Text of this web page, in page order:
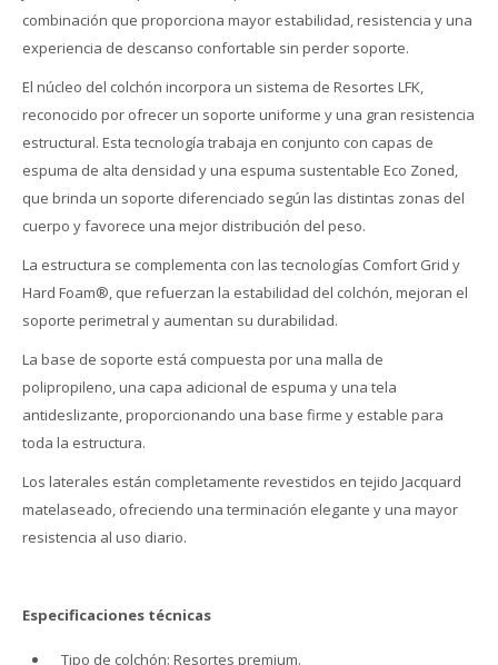
combinación que proporciona mayor estabilidad, resistencia y una
experiencia de descanso confortable sin perder soporte.
El núcleo del colchón incorpora un sistema de Resortes LFK,
reconocido por ofrecer un soporte uniforme y una gran resistencia
estructural. Esta tecnología trabaja en conjunto con capas de
espuma de alta densidad y una espuma sustentable Eco Zoned,
que brinda un soporte diferenciado según las distintas zonas del
cuerpo y favorece una mejor distribución del peso.
La estructura se complementa con las tecnologías Comfort Grid y
Hard Foam®, que refuerzan la estabilidad del colchón, mejoran el
soporte perimetral y aumentan su durabilidad.
La base de soporte está compuesta por una malla de
polipropileno, una capa adicional de espuma y una tela
antideslizante, proporcionando una base firme y estable para
toda la estructura.
Los laterales están completamente revestidos en tejido Jacquard
matelaseado, ofreciendo una terminación elegante y una mayor
resistencia al uso diario.
Especificaciones técnicas
Tipo de colchón: Resortes premium.